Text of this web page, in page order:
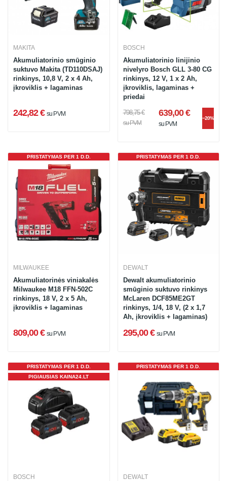
MAKITA
Akumuliatorinio smūginio
suktuvo Makita (TD110DSAJ)
rinkinys, 10,8 V, 2 x 4 Ah,
įkroviklis + lagaminas
242,82 € su PVM
BOSCH
Akumuliatorinio linijinio
nivelyro Bosch GLL 3-80 CG
rinkinys, 12 V, 1 x 2 Ah,
įkroviklis, lagaminas +
priedai
798,75 €
su PVM
639,00 €
su PVM
−20%
PRISTATYMAS PER 1 D.D.
MILWAUKEE
Akumuliatorinės viniakalės
Milwaukee M18 FFN-502C
rinkinys, 18 V, 2 x 5 Ah,
įkroviklis + lagaminas
809,00 € su PVM
PRISTATYMAS PER 1 D.D.
DEWALT
Dewalt akumuliatorinio
smūginio suktuvo rinkinys
McLaren DCF85ME2GT
rinkinys, 1/4, 18 V, (2 x 1,7
Ah, įkroviklis + lagaminas)
295,00 € su PVM
PIGIAUSIAS KAINA24.LT
PRISTATYMAS PER 1 D.D.
BOSCH
PRISTATYMAS PER 1 D.D.
DEWALT